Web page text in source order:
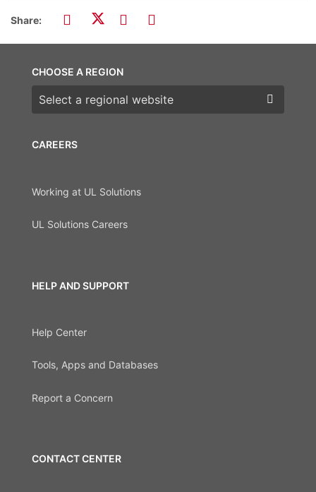
Share:
CAREERS
Working at UL Solutions
UL Solutions Careers
HELP AND SUPPORT
Help Center
Tools, Apps and Databases
Report a Concern
CONTACT CENTER
CHOOSE A REGION
Choose a region